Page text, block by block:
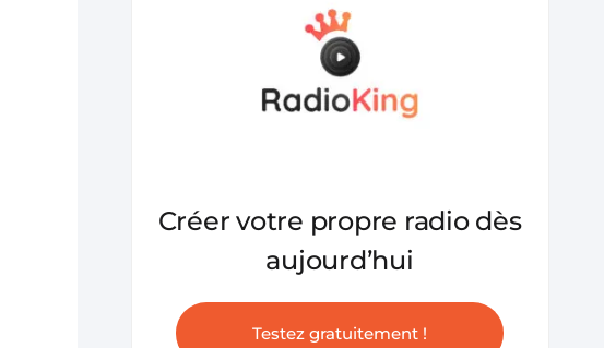
Créer votre propre radio dès
aujourd’hui
Testez gratuitement !